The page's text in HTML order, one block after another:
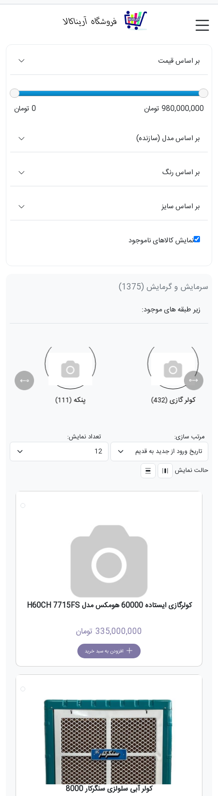
بر اساس قیمت
980,000,000 تومان 0 تومان
بر اساس مدل (سازنده)
بر اساس رنگ
بر اساس سایز
نمایش کالاهای ناموجود
سرمایش و گرمایش (1375)
زیر طبقه های موجود:
کولر گازی(432) پنکه (111)
مرتب سازی: تعداد نمایش:
حالت نمایش
کولرگازی ایستاده 60000 هومکس مدل H60CH 7715FS
335,000,000 تومان
افزودن به سبد خرید
کولر آبی سلولزی سنگرکار 8000